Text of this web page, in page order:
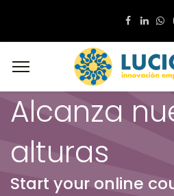
Alcanza
alturas
Start your online